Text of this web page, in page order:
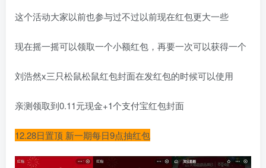
这个活动大家以前也参与过不过以前现在红包更大一些
现在摇一摇可以领取一个小额红包，再要一次可以获得一个
刘浩然x三只松鼠松鼠红包封面在发红包的时候可以使用
亲测领取到0.11元现金+1个支付宝红包封面
12.28日置顶 新一期每日9点抽红包